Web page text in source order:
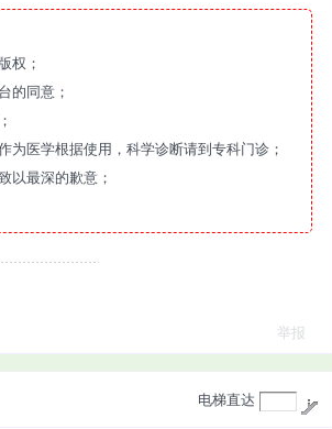
权；
的同意；
医学根据使用，科学诊断请到专科门诊；
以最深的歉意；
举报
电梯直达